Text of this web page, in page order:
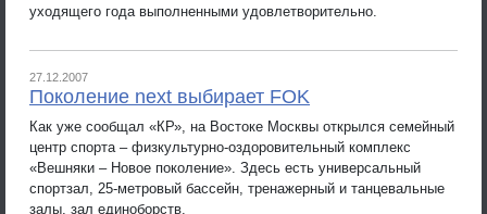
уходящего года выполненными удовлетворительно.
27.12.2007
Поколение next выбирает FOK
Как уже сообщал «КР», на Востоке Москвы открылся семейный
центр спорта – физкультурно-оздоровительный комплекс
«Вешняки – Новое поколение». Здесь есть универсальный
спортзал, 25-метровый бассейн, тренажерный и танцевальные
залы, зал единоборств.